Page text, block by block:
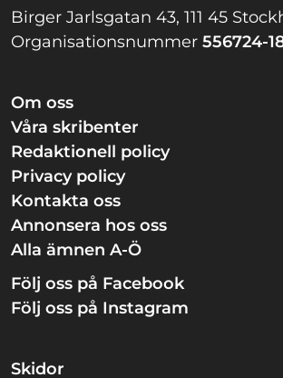
Birger Jarlsgatan 43, 111 45
Organisationsnummer 556724-
Om oss
Våra skribenter
Redaktionell policy
Privacy policy
Kontakta oss
Annonsera hos oss
Alla ämnen A-Ö
Följ oss på Facebook
Följ oss på Instagram
Skidor